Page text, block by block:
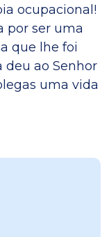
ocupacional!
por ser uma
que lhe foi
deu ao Senhor
uma vida